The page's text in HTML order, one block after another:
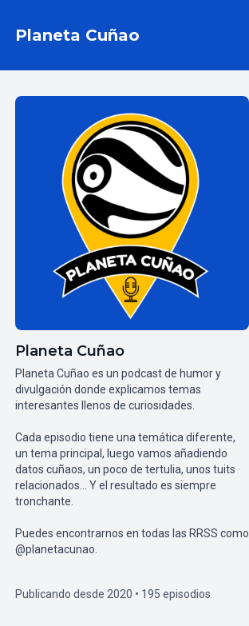
Planeta Cuñao
Planeta Cuñao
Planeta Cuñao es un podcast de humor y
divulgación donde explicamos temas
interesantes llenos de curiosidades.
Cada episodio tiene una temática diferente,
un tema principal, luego vamos añadiendo
datos cuñaos, un poco de tertulia, unos tuits
relacionados… Y el resultado es siempre
tronchante.
Puedes encontrarnos en todas las RRSS como
@planetacunao.
Publicando desde 2020 • 195 episodios